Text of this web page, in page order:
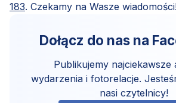
183. Czekamy na Wasze
Dołącz do nas na
Publikujemy najciekawsze
wydarzenia i fotorelacje.
nasi czytelnicy!